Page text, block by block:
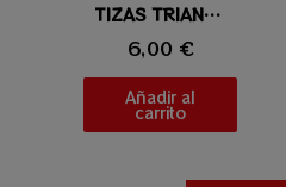
Vista rápidaTIZAS TRIANGLE VERDE
6,00 €
Añadir al
carrito